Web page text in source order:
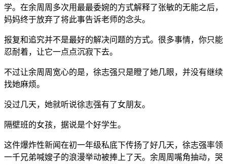
学。在余周周多次用最最委婉的方式解释了张敏的无能之后，
妈妈终于放弃了将此事告诉老师的念头。
报复和追究并不是最好的解决问题的方式。很多事情，你只能
忍耐着，让它一点点沉寂下去。
不过让余周周宽心的是，徐志强只是瞪了她几眼，并没有继续
找她麻烦。
没过几天，她就听说徐志强有了女朋友。
隔壁班的女孩，据说是个好学生。
这件爆炸性新闻在初一年级私底下传扬了好几天，徐志强率领
一千兄弟喊嫂子的浪漫举动被捧上了天。余周周嘴角抽动，哭